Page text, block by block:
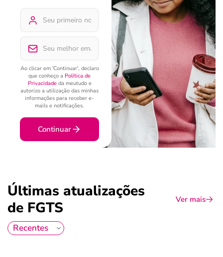
Ao clicar em 'Continuar', declaro
que conheço a Política de
Privacidadeda meutudo e
autorizo a utilização das minhas
informações para receber e-
mails e notificações.
Continuar
Últimas atualizações
de FGTS
Ver mais